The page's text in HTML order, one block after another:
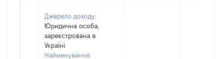
Джерело доходу:
Юридична особа,
зареєстрована в
Україні
Найменування: